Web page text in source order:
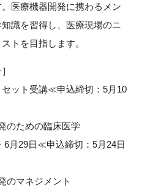
医療機器開発に携わるメン
識を習得し、医療現場のニ
トを目指します。
ット受講≪申込締切：5月10
のための臨床医学
6月29日≪申込締切：5月24日
のマネジメント